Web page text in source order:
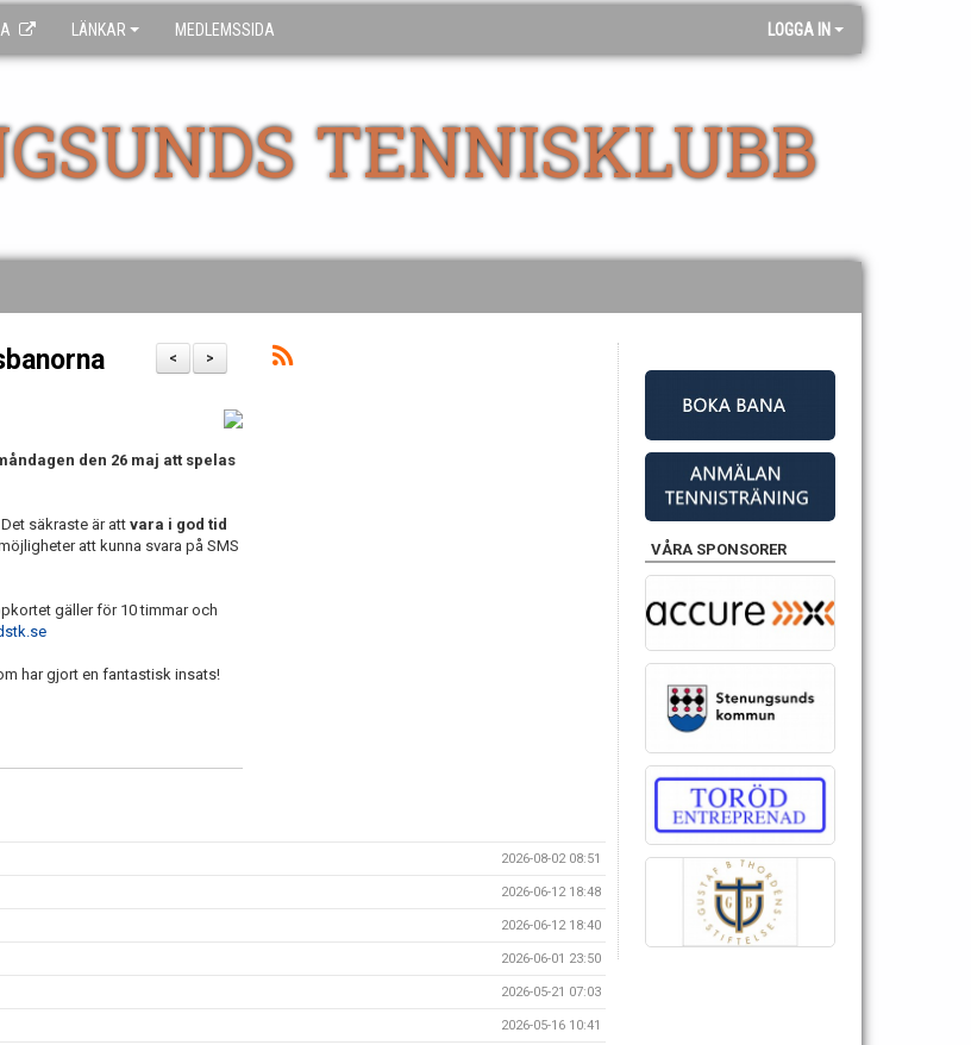
LÄNKAR MEDLEMSSIDA LOGGA IN
TENNISKLUBB
>
<
den 26 maj att spelas
säkraste är att vara i god tid
att kunna svara på SMS
gäller för 10 timmar och
har gjort en fantastisk insats!
2026-08-02 08:51
2026-06-12 18:48
2026-06-12 18:40
2026-06-01 23:50
2026-05-21 07:03
2026-05-16 10:41
VÅRA SPONSORER